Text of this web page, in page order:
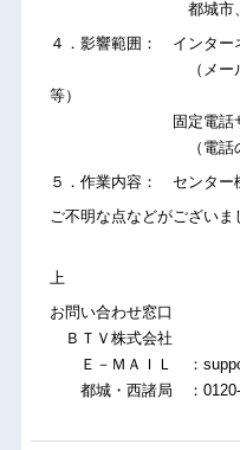
都城市、北諸
４．影響範囲： インター
（メールの送受
等）
固定電話サービス
（電話の発着
５．作業内容： センター
ご不明な点などがございま
上
お問い合わせ窓口
ＢＴＶ株式会社
Ｅ－ＭＡＩＬ ：
都城・西諸局 ：0120-